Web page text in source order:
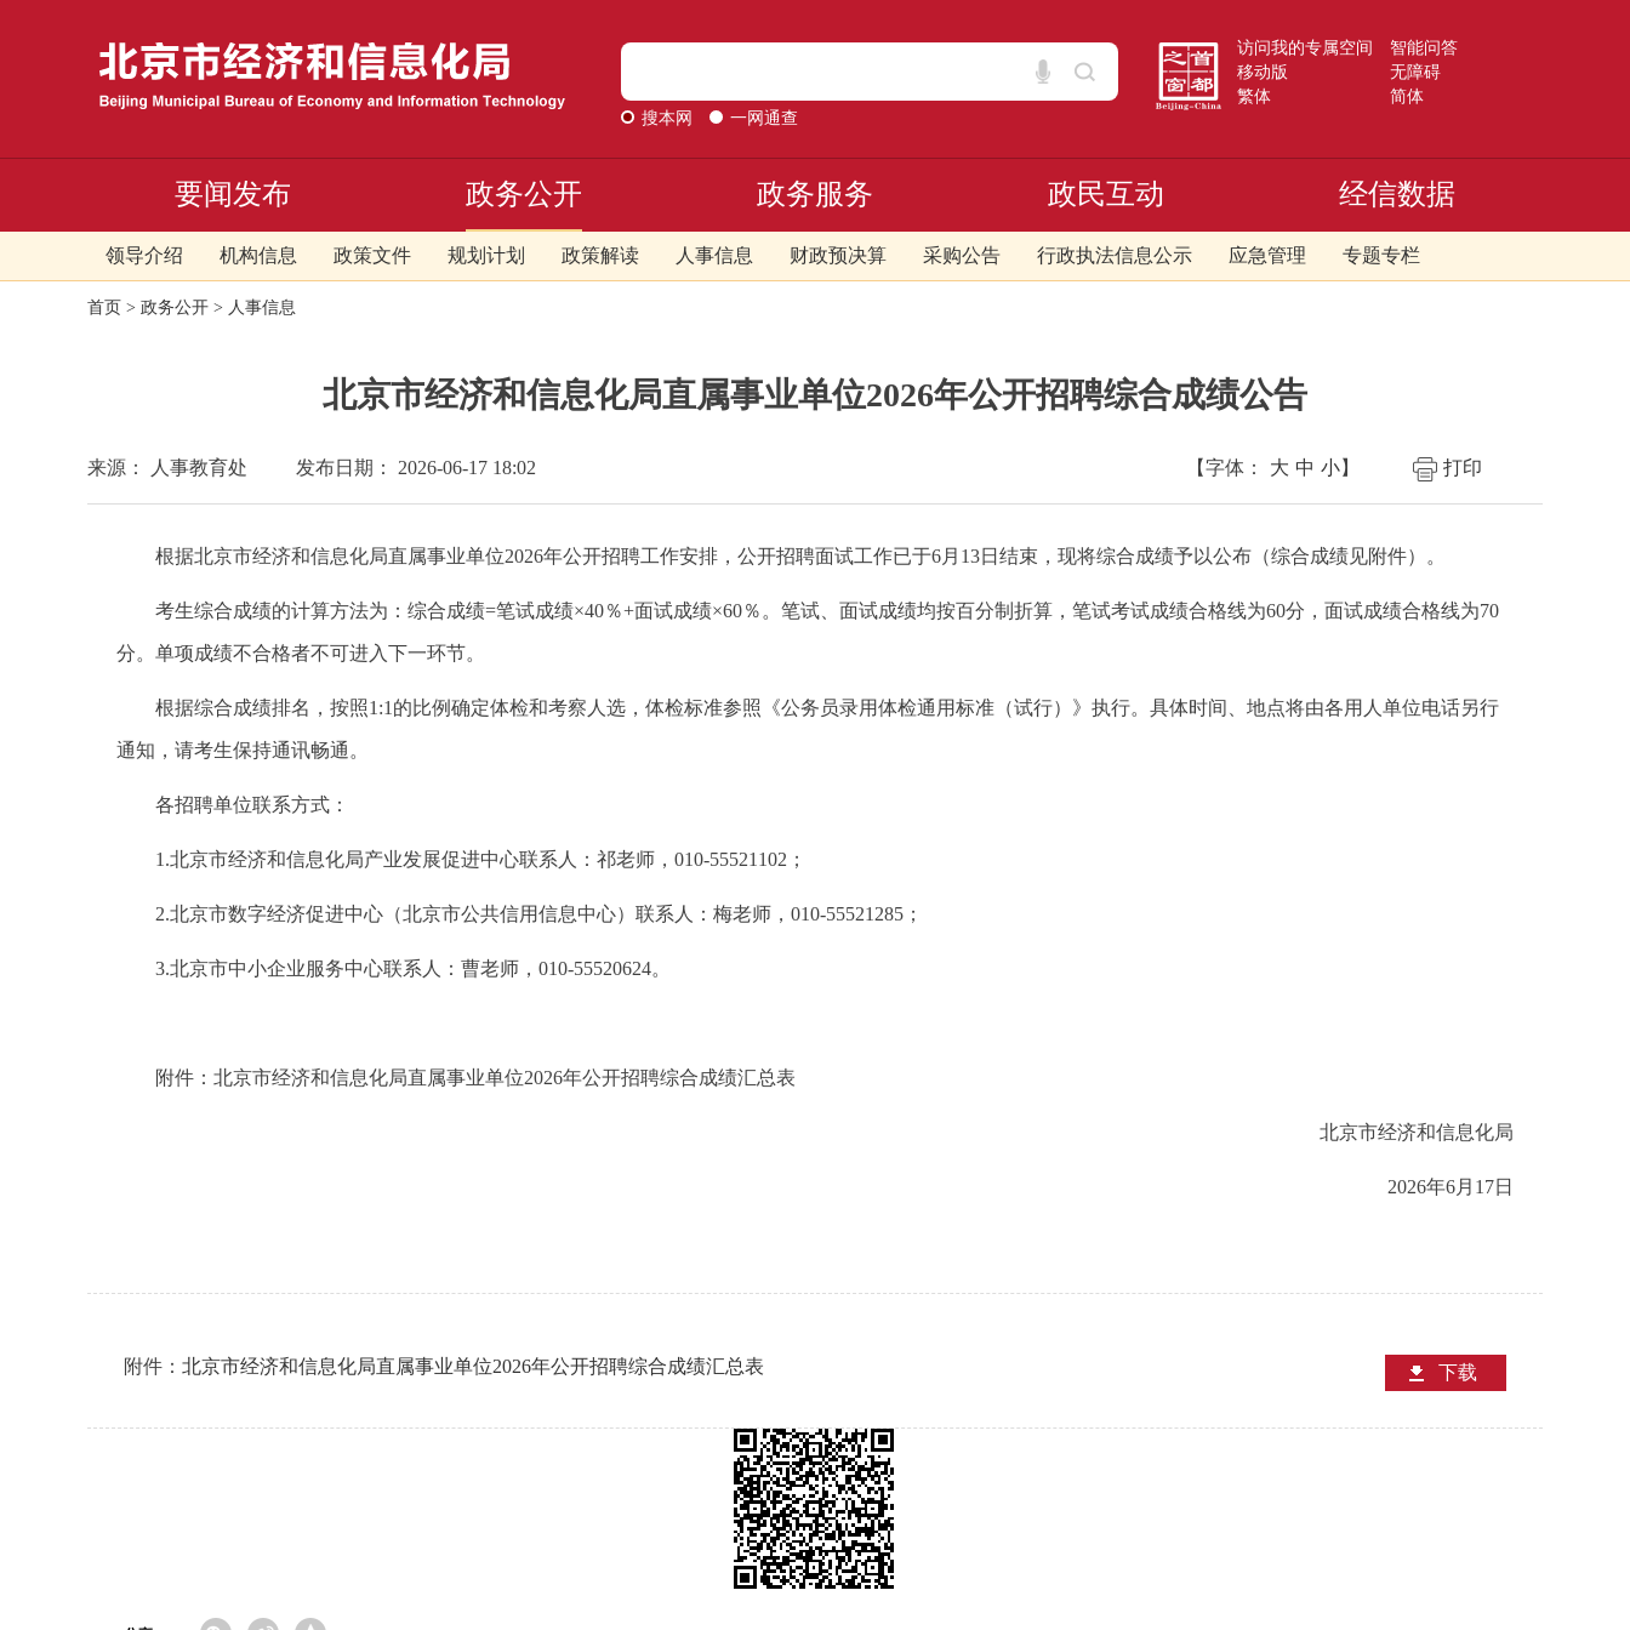
搜本网 一网通查
访问我的专属空间
智能问答
移动版
无障碍
繁体
简体
要闻发布 政务公开
领导介绍 机构信息 政策文件 规划计划 政策解读 人事信息 财政预决算 采购公告 行政执法信息公示 应急管理 专题专栏
政务服务 政民互动 经信数据
首页 > 政务公开 > 人事信息
北京市经济和信息化局直属事业单位2026年公开招聘综合成绩公告
来源： 人事教育处 发布日期： 2026-06-17 18:02 【字体： 大 中 小】 打印
根据北京市经济和信息化局直属事业单位2026年公开招聘工作安排，公开招聘面试工作已于6月13日结束，现将综合成绩予以公布（综合成绩见附件）。
考生综合成绩的计算方法为：综合成绩=笔试成绩×40％+面试成绩×60％。笔试、面试成绩均按百分制折算，笔试考试成绩合格线为60分，面试成绩合格线为70
分。单项成绩不合格者不可进入下一环节。
根据综合成绩排名，按照1:1的比例确定体检和考察人选，体检标准参照《公务员录用体检通用标准（试行）》执行。具体时间、地点将由各用人单位电话另行
通知，请考生保持通讯畅通。
各招聘单位联系方式：
1.北京市经济和信息化局产业发展促进中心联系人：祁老师，010-55521102；
2.北京市数字经济促进中心（北京市公共信用信息中心）联系人：梅老师，010-55521285；
3.北京市中小企业服务中心联系人：曹老师，010-55520624。
附件：北京市经济和信息化局直属事业单位2026年公开招聘综合成绩汇总表
北京市经济和信息化局
2026年6月17日
附件： 北京市经济和信息化局直属事业单位2026年公开招聘综合成绩汇总表 下载